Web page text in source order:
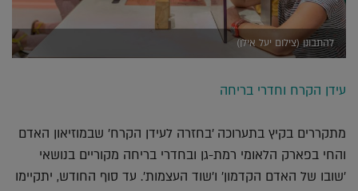
להתבונן (צילום יעל אילן)
עידן הקרח וחדרי בריחה
מתקררים בקיץ בתערוכה 'בחזרה לעידן הקרח' שבמוזיאון האדם
והחי בפארק הלאומי רמת-גן ובחדרי בריחה מקוריים בנושאי
'שובו של האדם הקדמון' ו'שוד העצמות'. עד סוף החודש, יתקיימו